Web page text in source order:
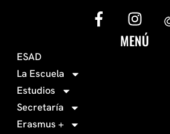
G
e
I
n
s
MENÚ
ESAD
La Escuela
Estudios
Secretaría
Erasmus +